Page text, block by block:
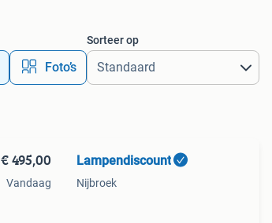
Foto’s
Sorteer op
€ 495,00
Vandaag
Lampendiscount
Nijbroek